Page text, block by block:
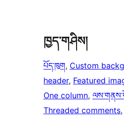
ཁྱད་གཤིས།
པོད་ཁུག, Custom
header, Featured
One column,
Threaded comments,